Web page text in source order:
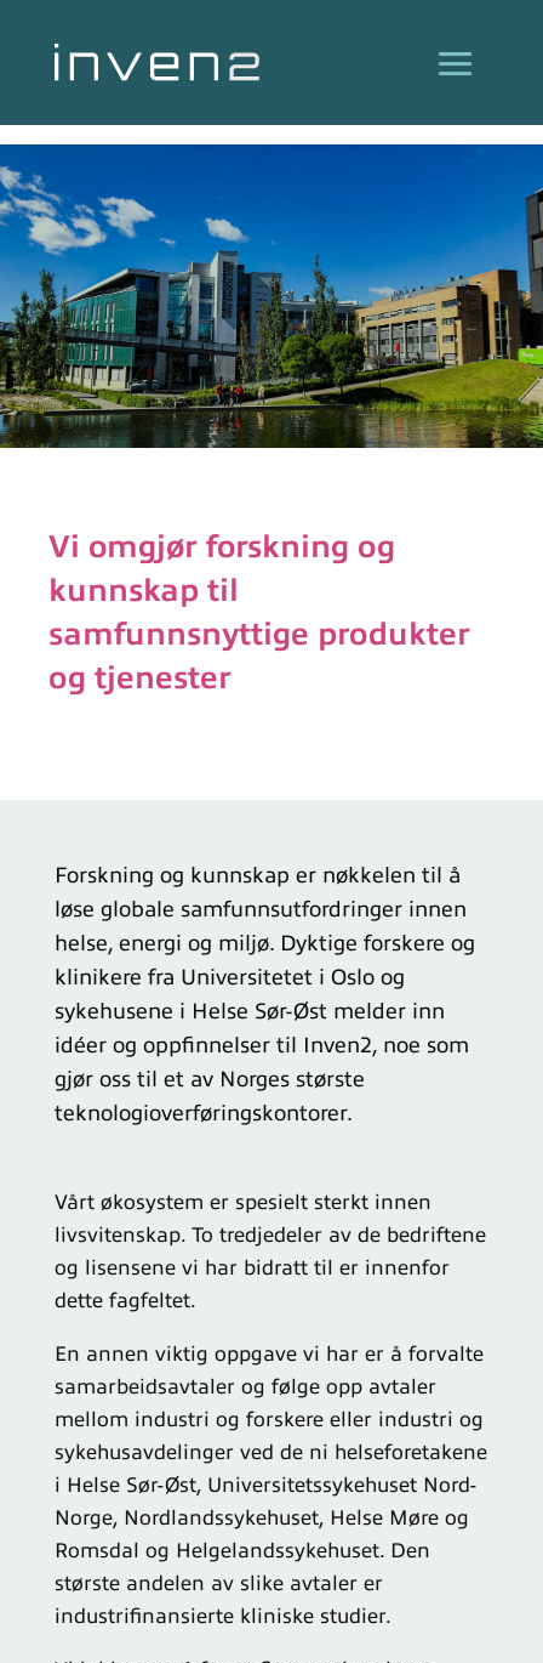
Vi omgjør forskning og
kunnskap til
samfunnsnyttige produkter
og tjenester
Forskning og kunnskap er nøkkelen til å
løse globale samfunnsutfordringer innen
helse, energi og miljø. Dyktige forskere og
klinikere fra Universitetet i Oslo og
sykehusene i Helse Sør-Øst melder inn
idéer og oppfinnelser til Inven2, noe som
gjør oss til et av Norges største
teknologioverføringskontorer.
Vårt økosystem er spesielt sterkt innen
livsvitenskap. To tredjedeler av de bedriftene
og lisensene vi har bidratt til er innenfor
dette fagfeltet.
En annen viktig oppgave vi har er å forvalte
samarbeidsavtaler og følge opp avtaler
mellom industri og forskere eller industri og
sykehusavdelinger ved de ni helseforetakene
i Helse Sør-Øst, Universitetssykehuset Nord-
Norge, Nordlandssykehuset, Helse Møre og
Romsdal og Helgelandssykehuset. Den
største andelen av slike avtaler er
industrifinansierte kliniske studier.